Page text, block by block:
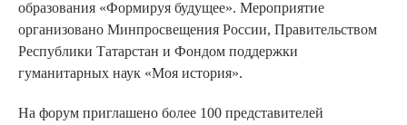
образования «Формируя будущее». Мероприятие
организовано Минпросвещения России, Правительством
Республики Татарстан и Фондом поддержки
гуманитарных наук «Моя история».
На форум приглашено более 100 представителей